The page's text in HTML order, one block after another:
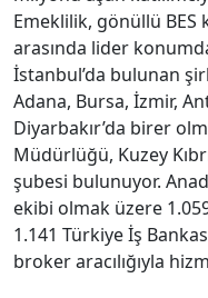
Emeklilik, gönüllü BES
arasında lider
İstanbul’da bulunan
Adana, Bursa, İzmir,
Diyarbakır’da birer
Müdürlüğü, Kuzey
şubesi bulunuyor.
ekibi olmak üzere
1.141 Türkiye İş
broker aracılığıyla